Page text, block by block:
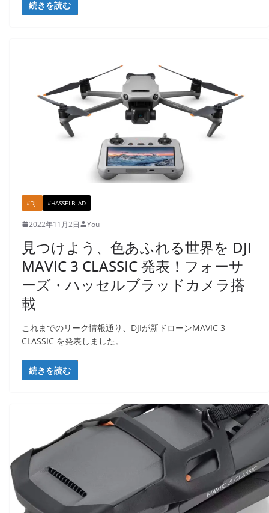
続きを読む
#DJI #HASSELBLAD
2022年11月2日 You
見つけよう、色あふれる世界を DJI
MAVIC 3 CLASSIC 発表！フォーサ
ーズ・ハッセルブラッドカメラ搭
載
これまでのリーク情報通り、DJIが新ドローンMAVIC 3
CLASSIC を発表しました。​
続きを読む